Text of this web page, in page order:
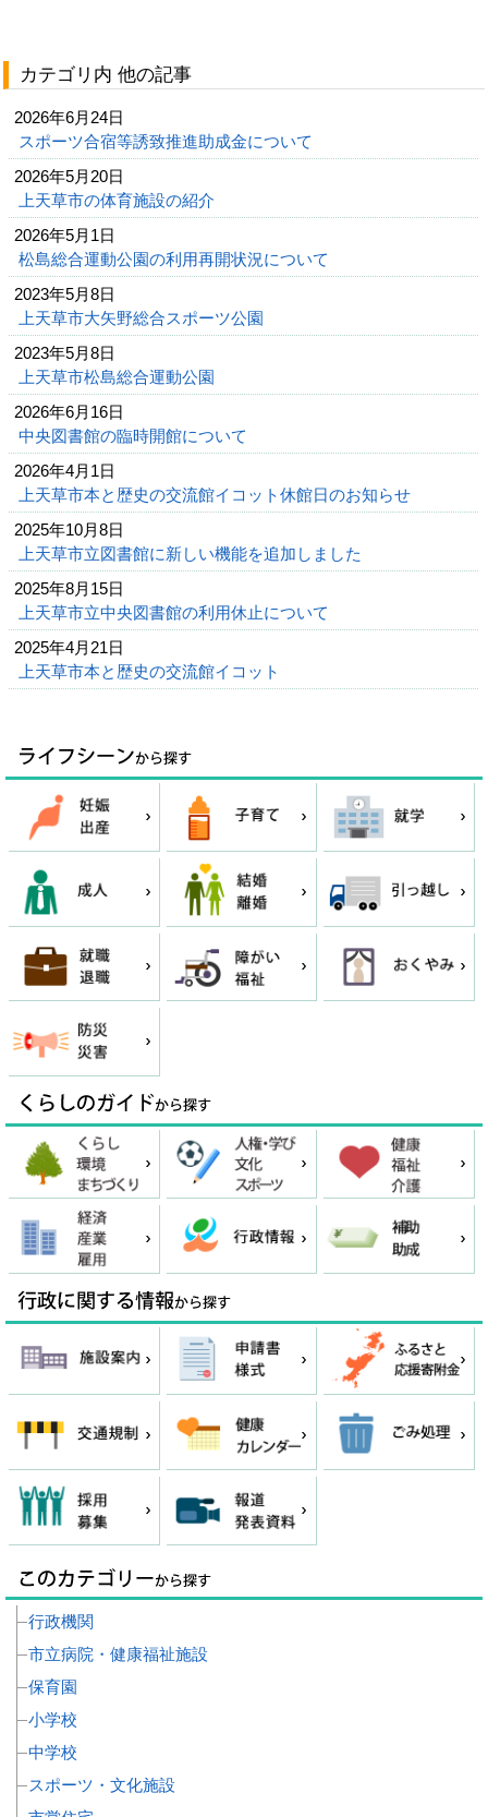
カテゴリ内 他の記事
2026年6月24日
スポーツ合宿等誘致推進助成金について
2026年5月20日
上天草市の体育施設の紹介
2026年5月1日
松島総合運動公園の利用再開状況について
2023年5月8日
上天草市大矢野総合スポーツ公園
2023年5月8日
上天草市松島総合運動公園
2026年6月16日
中央図書館の臨時開館について
2026年4月1日
上天草市本と歴史の交流館イコット休館日のお知らせ
2025年10月8日
上天草市立図書館に新しい機能を追加しました
2025年8月15日
上天草市立中央図書館の利用休止について
2025年4月21日
上天草市本と歴史の交流館イコット
行政機関
市立病院・健康福祉施設
保育園
小学校
中学校
スポーツ・文化施設